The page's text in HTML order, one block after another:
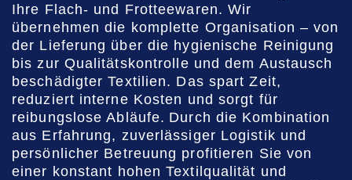
Ihre Flach- und Frotteewaren. Wir
übernehmen die komplette Organisation – von
der Lieferung über die hygienische Reinigung
bis zur Qualitätskontrolle und dem Austausch
beschädigter Textilien. Das spart Zeit,
reduziert interne Kosten und sorgt für
reibungslose Abläufe. Durch die Kombination
aus Erfahrung, zuverlässiger Logistik und
persönlicher Betreuung profitieren Sie von
einer konstant hohen Textilqualität und